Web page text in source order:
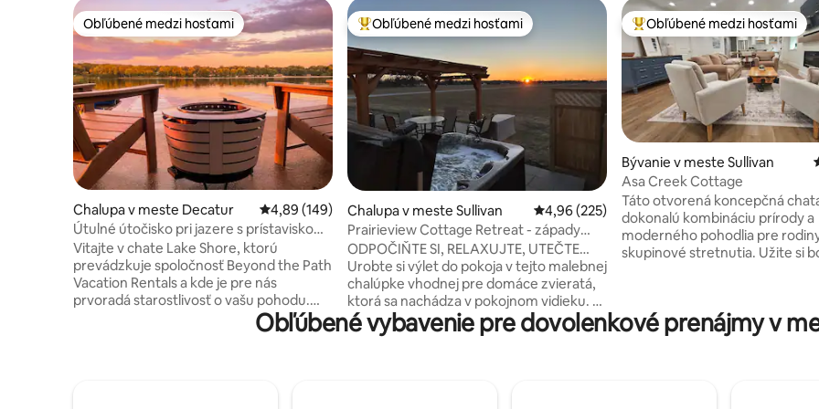
Obľúbené medzi hosťami
Obľúbené medzi hosťami
Chalupa v meste Decatur Priemerné ohodnotenie 4,89 z 5, počet hodnotení: 149
4,89 (149)
Útulné útočisko pri jazere s prístaviskom,
kajakmi a hrami
Vitajte v chate Lake Shore, ktorú
prevádzkuje spoločnosť Beyond the Path
Vacation Rentals a kde je pre nás
prvoradá starostlivosť o vašu pohodu.
Vychutnajte si bývanie pri jazere: lovte
ryby zo súkromného móla, pádlujte na
Najobľúbenejšie medzi hosťami
Obľúbené medzi hosťami
Chalupa v meste Sullivan Priemerné ohodnotenie 4,96 z 5, počet
4,96 (225)
Prairieview Cottage Retreat - západy
slnka s vírivkou
ODPOČIŇTE SI, RELAXUJTE, UTEČTE…
Urobte si výlet do pokoja v tejto malebnej
chalúpke vhodnej pre domáce zvieratá,
ktorá sa nachádza v pokojnom vidieku. Či
už prichádzate na romantický pobyt,
rodinný výlet alebo ako sólo pútnik, tento
Najobľúbenejšie medzi hosťami
Obľúbené medzi hosťami
Bývanie v meste Sullivan
Asa Creek Cottage
Táto otvorená koncepčná
dokonalú kombináciu prírody a
moderného pohodlia pre
skupinové stretnutia. Užite si
ste sa zahriali. Interiér sa môže
priestranným dizajnom v
Obľúbené vybavenie pre dovolenkové prenájmy v